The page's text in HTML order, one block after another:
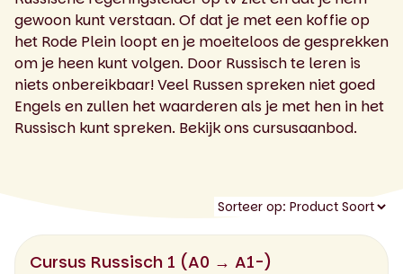
gewoon kunt verstaan. Of dat je met een koffie op
het Rode Plein loopt en je moeiteloos de gesprekken
om je heen kunt volgen. Door Russisch te leren is
niets onbereikbaar! Veel Russen spreken niet goed
Engels en zullen het waarderen als je met hen in het
Russisch kunt spreken. Bekijk ons cursusaanbod.
Cursus Russisch 1 (A0 → A1-)